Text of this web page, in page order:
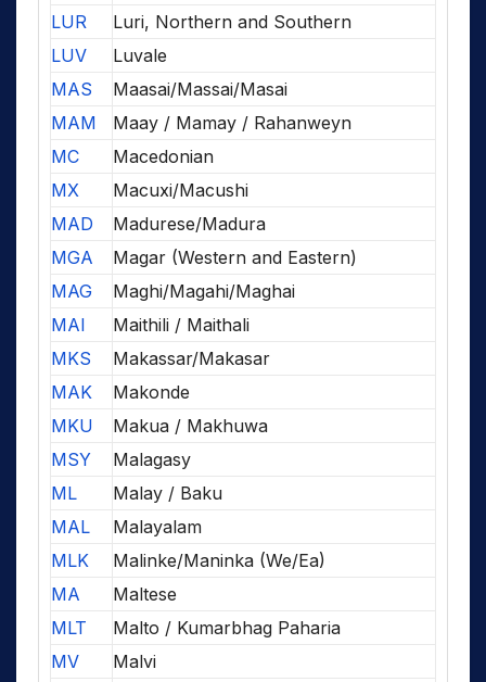
LUR
Luri, Northern and Southern
LUV
Luvale
MAS
Maasai/Massai/Masai
MAM
Maay / Mamay / Rahanweyn
MC
Macedonian
MX
Macuxi/Macushi
MAD
Madurese/Madura
MGA
Magar (Western and Eastern)
MAG
Maghi/Magahi/Maghai
MAI
Maithili / Maithali
MKS
Makassar/Makasar
MAK
Makonde
MKU
Makua / Makhuwa
MSY
Malagasy
ML
Malay / Baku
MAL
Malayalam
MLK
Malinke/Maninka (We/Ea)
MA
Maltese
MLT
Malto / Kumarbhag Paharia
MV
Malvi